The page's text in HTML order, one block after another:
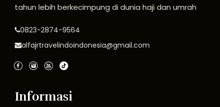
tahun lebih berkecimpung di dunia haji dan umrah
0823-2874-9564
alfajrtravelindoindonesia@gmail.com
Informasi